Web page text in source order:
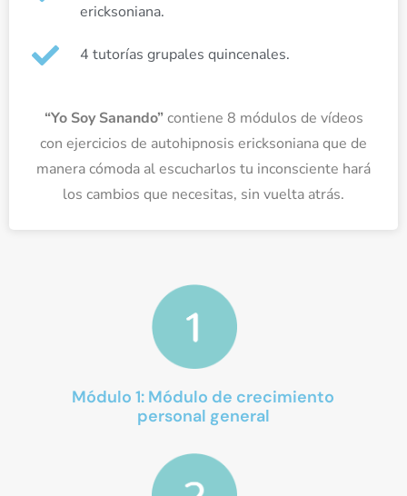
ericksoniana.
4 tutorías grupales quincenales.
“Yo Soy Sanando”contiene 8 módulos de vídeos
con ejercicios de autohipnosis ericksoniana que de
manera cómoda al escucharlos tu inconsciente hará
los cambios que necesitas, sin vuelta atrás.
Módulo 1: Módulo de crecimiento
personal general